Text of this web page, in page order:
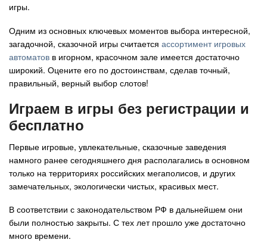
игры.
Одним из основных ключевых моментов выбора интересной,
загадочной, сказочной игры считается ассортимент игровых
автоматов в игорном, красочном зале имеется достаточно
широкий. Оцените его по достоинствам, сделав точный,
правильный, верный выбор слотов!
Играем в игры без регистрации и
бесплатно
Первые игровые, увлекательные, сказочные заведения
намного ранее сегодняшнего дня располагались в основном
только на территориях российских мегаполисов, и других
замечательных, экологически чистых, красивых мест.
В соответствии с законодательством РФ в дальнейшем они
были полностью закрыты. С тех лет прошло уже достаточно
много времени.